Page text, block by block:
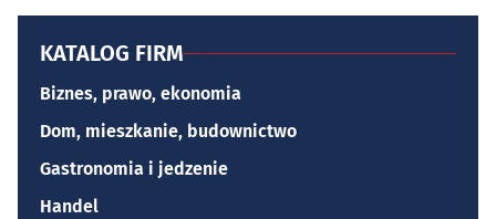
KATALOG FIRM
Biznes, prawo, ekonomia
Dom, mieszkanie, budownictwo
Gastronomia i jedzenie
Handel